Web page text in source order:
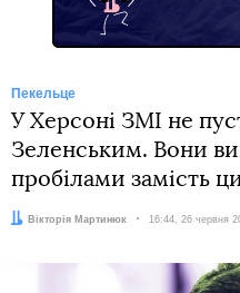
Пекельце
У Херсоні ЗМІ не
Зеленським. Вони
пробілами замість
Автор:Вікторія Мартинюк Дата:
16:44, 26 червня